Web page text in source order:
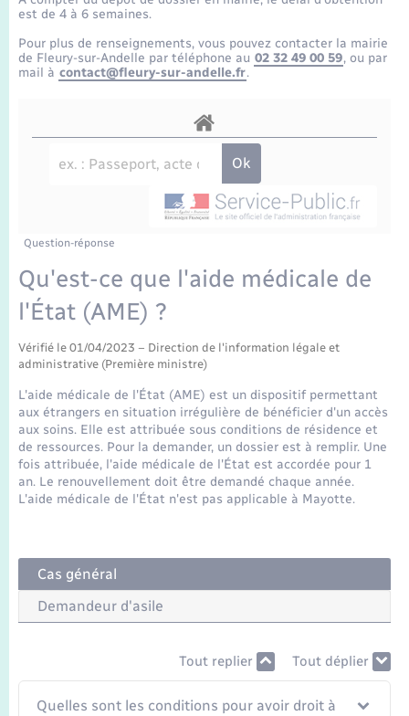
Etat-civil - Papiers - Citoyenneté
Mariage – PACS
Recensement
Loisirs
Organisation d’événement
Sécurité - Prévention
Seniors
Transports
Transports scolaires
Travaux - Autorisation d’occupation de l’espace
public
Compétences
Présentation de la commune
La Communauté de communes
est de 4 à 6 semaines.
Pour plus de renseignements, vous pouvez contacter la mairie
de Fleury-sur-Andelle par téléphone au 02 32 49 00 59, ou par
mail à contact@fleury-sur-andelle.fr.
Question-réponse
Qu'est-ce que l'aide médicale de
l'État (AME) ?
Vérifié le 01/04/2023 – Direction de l'information légale et
administrative (Première ministre)
L'aide médicale de l'État (AME) est un dispositif permettant
aux étrangers en situation irrégulière de bénéficier d'un accès
aux soins. Elle est attribuée sous conditions de résidence et
de ressources. Pour la demander, un dossier est à remplir. Une
fois attribuée, l'aide médicale de l'État est accordée pour 1
an. Le renouvellement doit être demandé chaque année.
L'aide médicale de l'État n'est pas applicable à Mayotte.
Cas général
Demandeur d'asile
Tout replier Tout déplier
Quelles sont les conditions pour avoir droit à